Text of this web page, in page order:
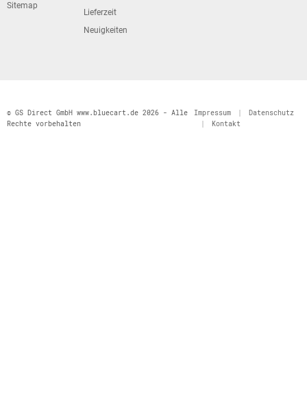
Sitemap
Lieferzeit
Neuigkeiten
© GS Direct GmbH www.bluecart.de 2026 - Alle
Rechte vorbehalten
Impressum |
Datenschutz
|
Kontakt